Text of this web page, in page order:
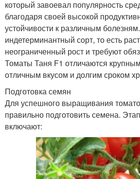
который завоевал популярность
благодаря своей высокой
устойчивости к различным
индетерминантный сорт, то есть
неограниченный рост и требуют
Томаты Таня F1 отличаются
отличным вкусом и долгим сроком
Подготовка семян
Для успешного выращивания
правильно подготовить семена.
включают: